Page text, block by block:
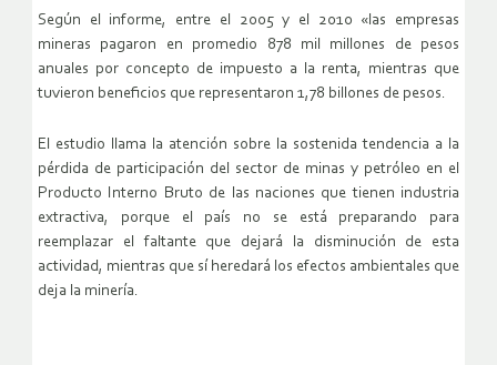
Según el informe, entre el 2005 y el 2010 «las empresas
mineras pagaron en promedio 878 mil millones de pesos
anuales por concepto de impuesto a la renta, mientras que
tuvieron beneficios que representaron 1,78 billones de pesos.
El estudio llama la atención sobre la sostenida tendencia a la
pérdida de participación del sector de minas y petróleo en el
Producto Interno Bruto de las naciones que tienen industria
extractiva, porque el país no se está preparando para
reemplazar el faltante que dejará la disminución de esta
actividad, mientras que sí heredará los efectos ambientales que
deja la minería.